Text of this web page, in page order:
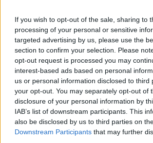
If you wish to opt-out of the sale, sharing to
processing of your personal or sensitive
targeted advertising by us, please use the
section to confirm your selection. Please
opt-out request is processed you may
interest-based ads based on personal
us or personal information disclosed to third
your opt-out. You may separately opt-out of
disclosure of your personal information by
IAB’s list of downstream participants. This
also be disclosed by us to third parties on
Downstream Participants that may further
στο Google News
Newsroom
Ετικέτες :Αργοσαρωνικός,διακοπες, Πόρος,ταξίδι.